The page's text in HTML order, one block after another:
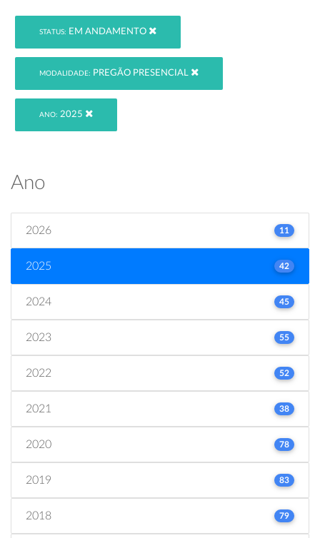
STATUS: EM ANDAMENTO
MODALIDADE: PREGÃO PRESENCIAL
ANO: 2025
Ano
2026 11
2025 42
2024 45
2023 55
2022 52
2021 38
2020 78
2019 83
2018 79